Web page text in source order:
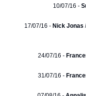
10/07/16 -
17/07/16 - Nick Jonas
24/07/16 -
31/07/16 -